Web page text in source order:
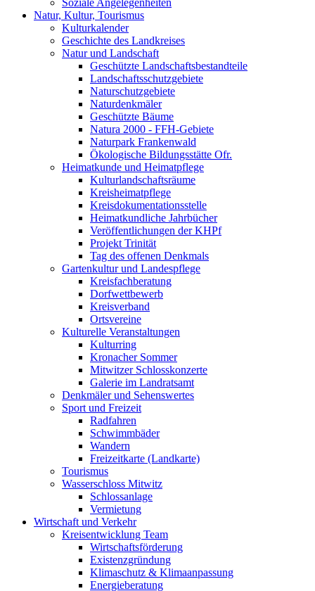
Soziale Angelegenheiten
Natur, Kultur, Tourismus
Kulturkalender
Geschichte des Landkreises
Natur und Landschaft
Geschützte Landschaftsbestandteile
Landschaftsschutzgebiete
Naturschutzgebiete
Naturdenkmäler
Geschützte Bäume
Natura 2000 - FFH-Gebiete
Naturpark Frankenwald
Ökologische Bildungsstätte Ofr.
Heimatkunde und Heimatpflege
Kulturlandschaftsräume
Kreisheimatpflege
Kreisdokumentationsstelle
Heimatkundliche Jahrbücher
Veröffentlichungen der KHPf
Projekt Trinität
Tag des offenen Denkmals
Gartenkultur und Landespflege
Kreisfachberatung
Dorfwettbewerb
Kreisverband
Ortsvereine
Kulturelle Veranstaltungen
Kulturring
Kronacher Sommer
Mitwitzer Schlosskonzerte
Galerie im Landratsamt
Denkmäler und Sehenswertes
Sport und Freizeit
Radfahren
Schwimmbäder
Wandern
Freizeitkarte (Landkarte)
Tourismus
Wasserschloss Mitwitz
Schlossanlage
Vermietung
Wirtschaft und Verkehr
Kreisentwicklung Team
Wirtschaftsförderung
Existenzgründung
Klimaschutz & Klimaanpassung
Energieberatung